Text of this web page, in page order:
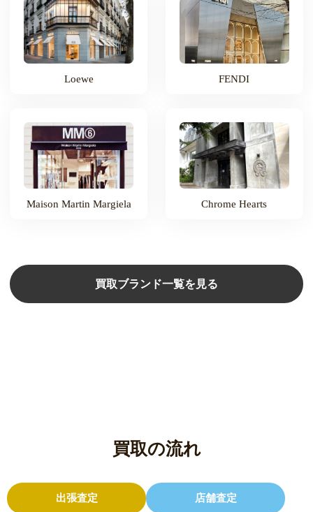
Loewe FENDI
Maison Martin Margiela Chrome Hearts
買取ブランド一覧を見る
買取の流れ
出張査定 店舗査定